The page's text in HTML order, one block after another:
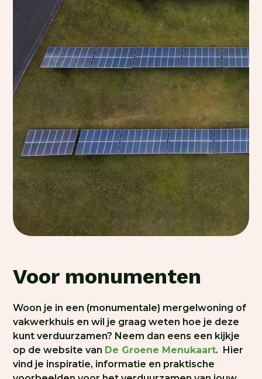
Voor monumenten
Woon je in een (monumentale) mergelwoning of
vakwerkhuis en wil je graag weten hoe je deze
kunt verduurzamen? Neem dan eens een kijkje
op de website van De Groene Menukaart. Hier
vind je inspiratie, informatie en praktische